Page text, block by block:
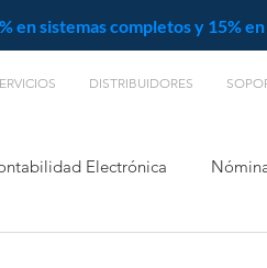
en sistemas completos y 15%
DISTRIBUIDORES
Electrónica